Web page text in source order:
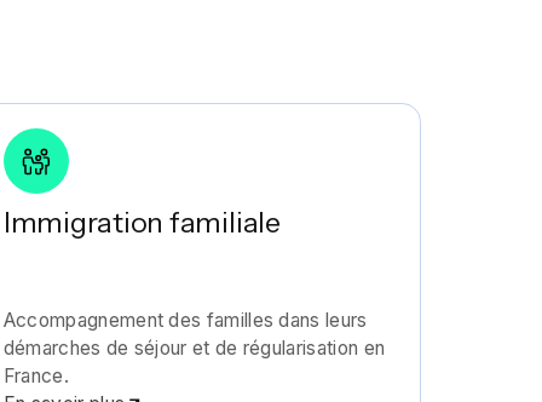
Immigration familiale
Accompagnement des familles dans leurs
démarches de séjour et de régularisation en
France.